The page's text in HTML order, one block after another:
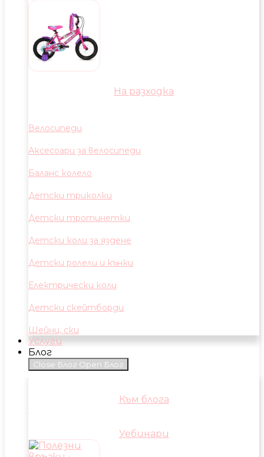
На разходка
Велосипеди
Аксесоари за велосипеди
Баланс колело
Детски триколки
Детски тротинетки
Детски коли за яздене
Детски ролели и кънки
Електрически коли
Детски скейтборди
Шейни, ски
Услуги
Блог
Close Блог Open Блог
Към блога
Уебинари